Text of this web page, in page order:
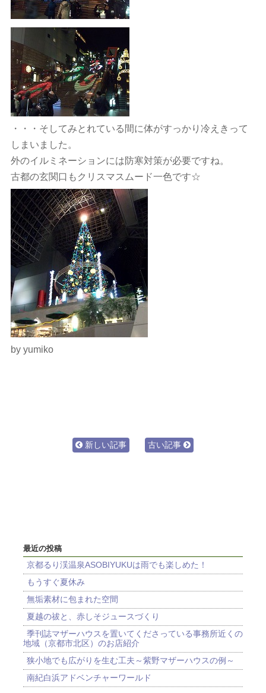
・・・そしてみとれている間に体がすっかり冷えきって
しまいました。
外のイルミネーションには防寒対策が必要ですね。
古都の玄関口もクリスマスムード一色です☆
by yumiko
新しい記事 古い記事
最近の投稿
京都るり渓温泉ASOBIYUKUは雨でも楽しめた！
もうすぐ夏休み
無垢素材に包まれた空間
夏越の祓と、赤しそジュースづくり
季刊誌マザーハウスを置いてくださっている事務所近くの
地域（京都市北区）のお店紹介
狭小地でも広がりを生む工夫～紫野マザーハウスの例～
南紀白浜アドベンチャーワールド